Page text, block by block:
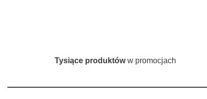
Tysiące produktóww promocjach